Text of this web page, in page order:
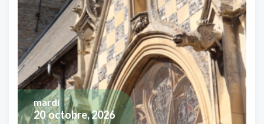
20 octobre, 2026
mardi